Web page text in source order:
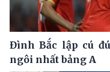
Đình Bắc lập cú
ngôi nhất bảng A